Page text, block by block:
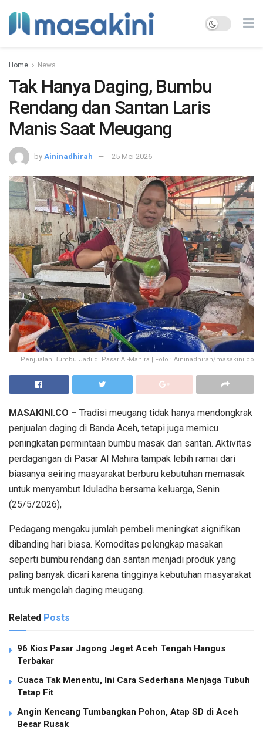
Home News
Tak Hanya Daging, Bumbu
Rendang dan Santan Laris
Manis Saat Meugang
by Aininadhirah 25 Mei 2026
Penjualan Bumbu Jadi di Pasar Al-Mahira | Foto : Aininadhirah/masakini.co
MASAKINI.CO – Tradisi meugang tidak hanya mendongkrak
penjualan daging di Banda Aceh, tetapi juga memicu
peningkatan permintaan bumbu masak dan santan. Aktivitas
perdagangan di Pasar Al Mahira tampak lebih ramai dari
biasanya seiring masyarakat berburu kebutuhan memasak
untuk menyambut Iduladha bersama keluarga, Senin
(25/5/2026),
Pedagang mengaku jumlah pembeli meningkat signifikan
dibanding hari biasa. Komoditas pelengkap masakan
seperti bumbu rendang dan santan menjadi produk yang
paling banyak dicari karena tingginya kebutuhan masyarakat
untuk mengolah daging meugang.
Related Posts
96 Kios Pasar Jagong Jeget Aceh Tengah Hangus
Terbakar
Cuaca Tak Menentu, Ini Cara Sederhana Menjaga Tubuh
Tetap Fit
Angin Kencang Tumbangkan Pohon, Atap SD di Aceh
Besar Rusak